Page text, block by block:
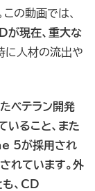
の動画では、
現在、重大な
に人材の流出や
たベテラン開発
いること、また
5が採用され
れています。外
、CD